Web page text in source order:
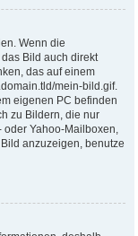
Wenn die
Bild auch direkt
das auf einem
mein-bild.gif.
eigenen PC befinden
zu Bildern, die nur
oder Yahoo-Mailboxen,
anzuzeigen, benutze